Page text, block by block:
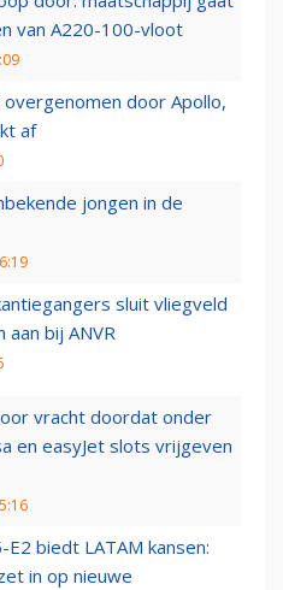
van A220-100-vloot
door Apollo,
af
jongen in de
sluit vliegveld
aan bij ANVR
vracht doordat onder
en easyJet slots vrijgeven
E2 biedt LATAM kansen:
in op nieuwe